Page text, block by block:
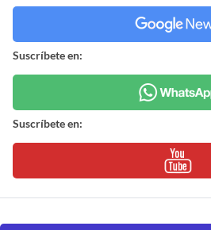
Suscríbete en:
Suscríbete en: